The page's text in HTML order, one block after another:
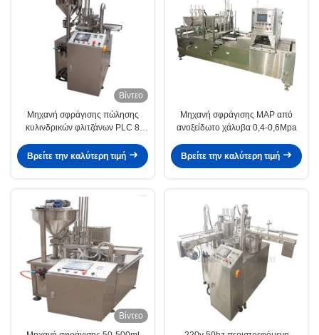
Βίντεο
Μηχανή σφράγισης πώλησης
κυλινδρικών φλιτζάνων PLC 8
Βρείτε την καλύτερη τιμή
Μηχανή σφράγισης MAP από
ανοξείδωτο χάλυβα 0,4-0,6Mpa
Βρείτε την καλύτερη τιμή
Βίντεο